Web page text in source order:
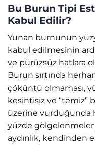
Bu Burun Tipi
Kabul Edilir?
Yunan burnunun
kabul edilmesinin
ve pürüzsüz hatlara
Burun sırtında
çöküntü olmaması,
kesintisiz ve “temiz”
üzerine vurduğunda
yüzde gölgelenmeler
aydınlık, kendinden